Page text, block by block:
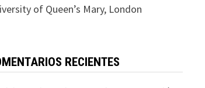
of Queen’s Mary, London
RECIENTES